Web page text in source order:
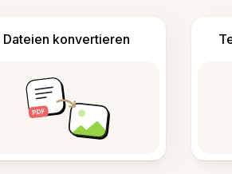
Dateien konvertieren